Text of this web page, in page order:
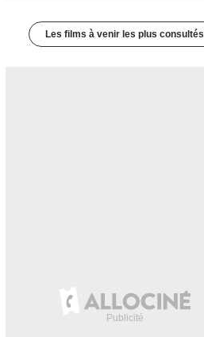
Les films à venir les plus consultés